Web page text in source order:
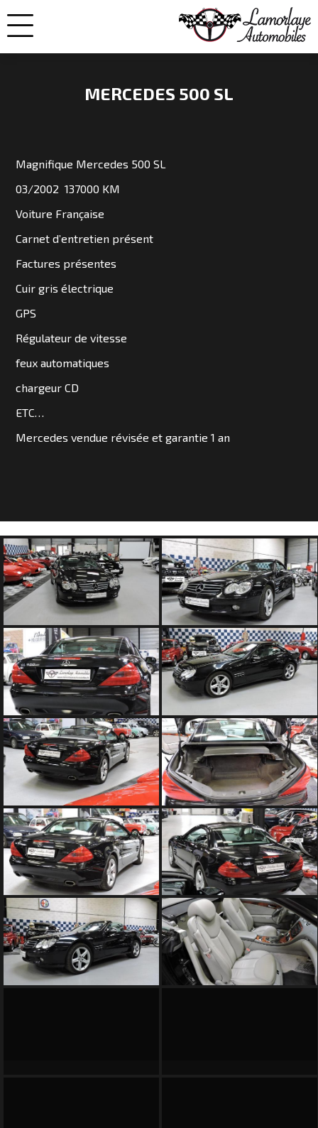
VOITURES
ENGAGEMENTS
SOMMES
?
MERCEDES 500 SL
Magnifique Mercedes 500 SL
03/2002 137000 KM
Voiture Française
Carnet d’entretien présent
Factures présentes
Cuir gris électrique
GPS
Régulateur de vitesse
feux automatiques
chargeur CD
ETC…
Mercedes vendue révisée et garantie 1 an